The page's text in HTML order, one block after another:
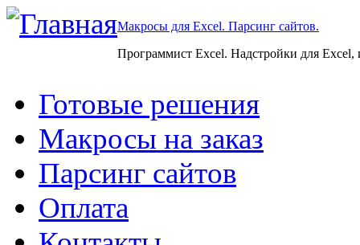
Макросы для Excel. Парсинг сайтов.
Программист Excel. Надстройки для Excel,
Готовые решения
Макросы на заказ
Парсинг сайтов
Оплата